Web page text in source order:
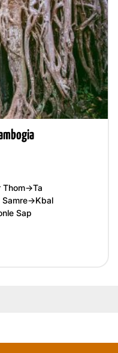
Thom→Ta
Samre→Kbal
Sap